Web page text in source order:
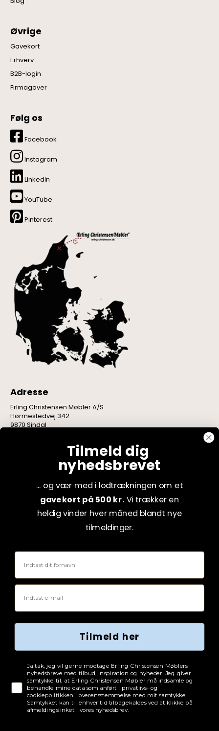
Øvrige
Gavekort
Erhverv
B2B-login
Firmagaver
Følg os
Facebook
Instagram
LinkedIn
YouTube
Pinterest
Adresse
Erling Christensen Møbler A/S
Hørmestedvej 342
9870 Sindal
Tilmeld dig
nyhedsbrevet
... og vær med i lodtrækningen om et
gavekort på 500 kr. Vi trækker en
heldig vinder hver måned blandt nye
tilmeldinger.
Fornavn
Email
Tilmeld her
Tjekboks samtykke
Ja tak, jeg vil gerne modtage Erling Christensen Møblers
nyhedsbreve med tilbud, inspiration og nyheder. Jeg giver
samtykke til, at Erling Christensen Møbler må indsamle og
behandle mine data som anført i privatlivs- og
cookiepolitikken i overensstemmelse med mit samtykke.
Samtykket kan til enhver tid tilbagekaldes ved at klikke på
afmeldingslinket i vores nyhedsbrev.